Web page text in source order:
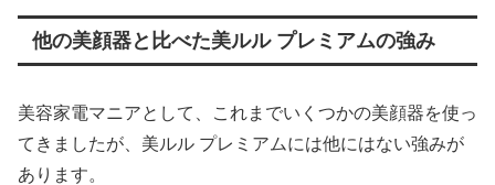
他の美顔器と比べた美ルル プレミアムの強み
美容家電マニアとして、これまでいくつかの美顔器を使っ
てきましたが、美ルル プレミアムには他にはない強みが
あります。